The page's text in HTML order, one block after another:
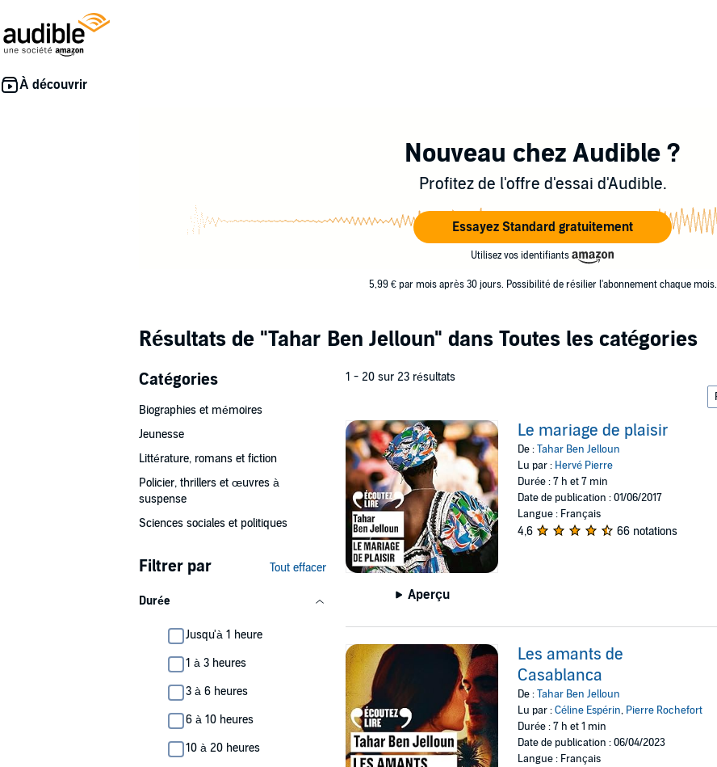
Nouveau chez Audible ?
Profitez de l'offre d'essai d'Audible.
Essayez Standard gratuitement
Utilisez vos identifiants
5,99 € par mois après 30 jours. Possibilité de résilier l'abonnement chaque mois.
Résultats de "Tahar Ben Jelloun" dans Toutes les catégories
Catégories
Biographies et mémoires
Jeunesse
Littérature, romans et fiction
Policier, thrillers et œuvres à
suspense
Sciences sociales et politiques
Filtrer par Tout effacer
Durée
Jusqu'à 1 heure
1 à 3 heures
3 à 6 heures
6 à 10 heures
10 à 20 heures
1 - 20 sur 23 résultats
Aperçu
Le mariage de plaisir
De :Tahar Ben Jelloun
Lu par : Hervé Pierre
Durée : 7 h et 7 min
Date de publication : 01/06/2017
Langue : Français
4,6 66 notations
Les amants de
Casablanca
De :Tahar Ben Jelloun
Lu par :Céline Espérin, Pierre Rochefort
Durée : 7 h et 1 min
Date de publication : 06/04/2023
Langue : Français